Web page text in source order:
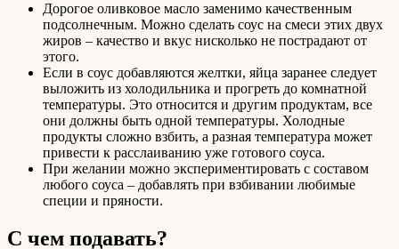
Дорогое оливковое масло заменимо качественным
подсолнечным. Можно сделать соус на смеси этих двух
жиров – качество и вкус нисколько не пострадают от
этого.
Если в соус добавляются желтки, яйца заранее следует
выложить из холодильника и прогреть до комнатной
температуры. Это относится и другим продуктам, все
они должны быть одной температуры. Холодные
продукты сложно взбить, а разная температура может
привести к расслаиванию уже готового соуса.
При желании можно экспериментировать с составом
любого соуса – добавлять при взбивании любимые
специи и пряности.
С чем подавать?